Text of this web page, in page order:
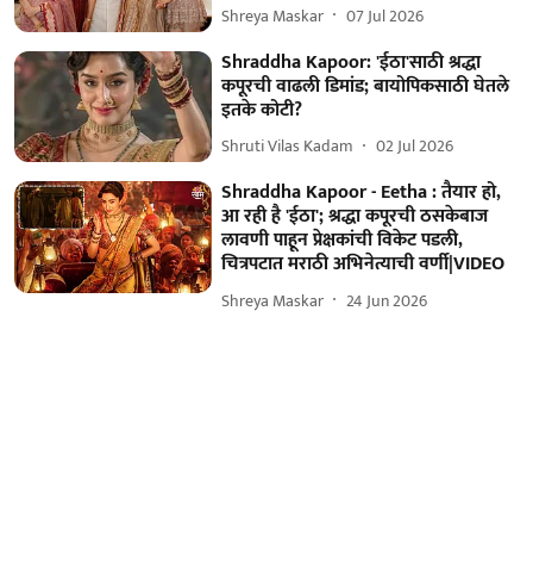
Shreya Maskar 07 Jul 2026
Shraddha Kapoor: 'ईठा'साठी श्रद्धा
कपूरची वाढली डिमांड; बायोपिकसाठी घेतले
इतके कोटी?
Shruti Vilas Kadam 02 Jul 2026
Shraddha Kapoor - Eetha : तैयार हो,
आ रही है 'ईठा'; श्रद्धा कपूरची ठसकेबाज
लावणी पाहून प्रेक्षकांची विकेट पडली,
चित्रपटात मराठी अभिनेत्याची वर्णी|VIDEO
Shreya Maskar 24 Jun 2026